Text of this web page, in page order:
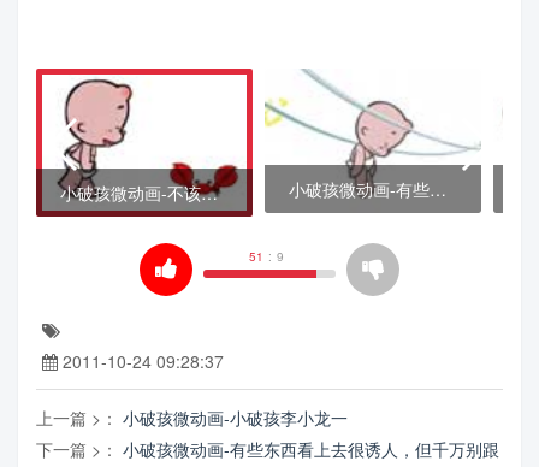
小破孩微动画-不该拿的千万别往兜里装 小破孩微动画-有些东西看上去很诱人，但千万别跟它走
51 : 9
2011-10-24 09:28:37
上一篇 >： 小破孩微动画-小破孩李小龙一
下一篇 >： 小破孩微动画-有些东西看上去很诱人，但千万别跟